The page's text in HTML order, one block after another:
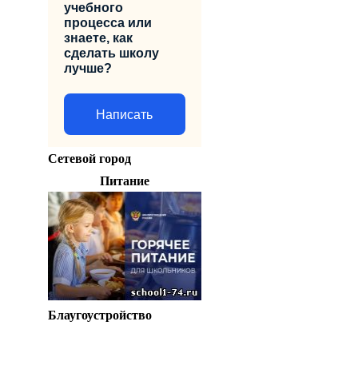
учебного
процесса или
знаете, как
сделать школу
лучше?
Написать
Сетевой город
Питание
Блаугоустройство